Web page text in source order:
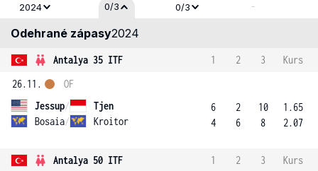
2024
0/3 0/3 -
Odehrané zápasy2024
Antalya 35 ITF 1 2 3
Kurs
26.11.
Jessup/
Tjen
Bosaia/ Kroitor
OF
6
4
2
6
10
8
1.65
2.07
Antalya 50 ITF 1 2 3
Kurs